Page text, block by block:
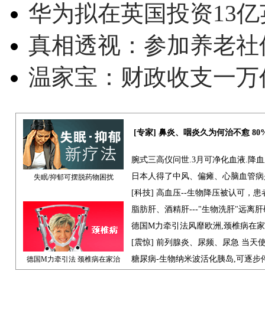
华为拟在英国投资13
真相透视：参加养老
温家宝：财政收支一
失眠/抑郁可摆脱药物困扰
[专家] 鼻炎、咽炎久为何治不愈
腕式三高仪问世.3月可净化血液.降
日本人得了中风、偏瘫、心脑血管
[科技] 高血压--生物降压被认可，患
德国M力牵引法 颈椎病在家治
脂肪肝、酒精肝---"生物洗肝"远离肝
德国M力牵引法风靡欧洲,颈椎病在
[震惊] 前列腺炎、尿频、尿急 当天
糖尿病-生物纳米波活化胰岛,可逐步